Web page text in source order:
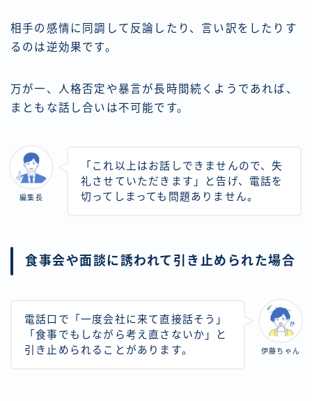
相手の感情に同調して反論したり、言い訳をしたりす
るのは逆効果です。
万が一、人格否定や暴言が長時間続くようであれば、
まともな話し合いは不可能です。
編集長
「これ以上はお話しできませんので、失
礼させていただきます」と告げ、電話を
切ってしまっても問題ありません。
食事会や面談に誘われて引き止められた場合
伊藤ちゃん
電話口で「一度会社に来て直接話そう」
「食事でもしながら考え直さないか」と
引き止められることがあります。